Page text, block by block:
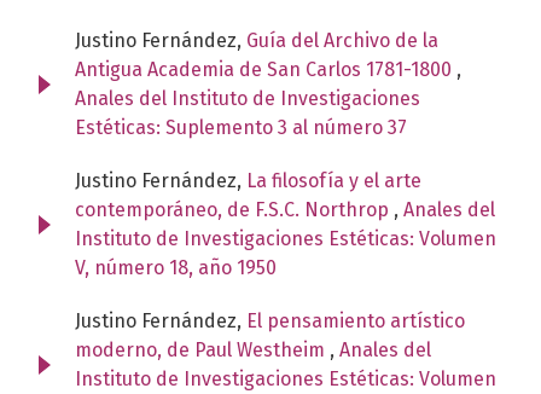
Justino Fernández, Guía del Archivo de la
Antigua Academia de San Carlos 1781-1800 ,
Anales del Instituto de Investigaciones
Estéticas: Suplemento 3 al número 37
Justino Fernández, La filosofía y el arte
contemporáneo, de F.S.C. Northrop , Anales del
Instituto de Investigaciones Estéticas: Volumen
V, número 18, año 1950
Justino Fernández, El pensamiento artístico
moderno, de Paul Westheim , Anales del
Instituto de Investigaciones Estéticas: Volumen